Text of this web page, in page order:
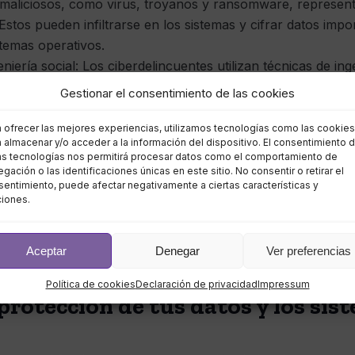
Gestionar el consentimiento de las cookies
ofrecer las mejores experiencias, utilizamos tecnologías como las cookies
almacenar y/o acceder a la información del dispositivo. El consentimiento
tecnologías nos permitirá procesar datos como el comportamiento de
o las identificaciones únicas en este sitio. No consentir o retirar el
puede afectar negativamente a ciertas características y
Aceptar Denegar Ver preferencias
Política de cookiesDeclaración de privacidadImpressum
como virus, troyanos y ransomware,
pueden infiltrarse en los sistemas y cifrar datos
operativos.
social: Los ciberdelincuentes utilizan técnicas de
información confidencial, como contraseñas o datos de
y los sitios web falsos son herramientas comunes
servicio (DDoS): Estos ataques buscan sobrecargar los
el acceso legítimo a los servicios y
Los sistemas empresariales a menudo contienen
atacantes. Estas vulnerabilidades pueden ser el
lo que pone en peligro la integridad de los datos y la
de tus datos y los